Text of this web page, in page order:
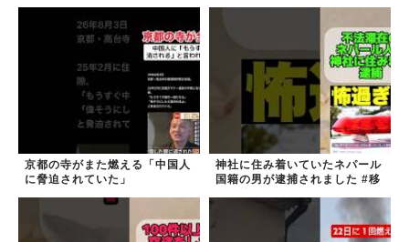
京都の寺がまた燃える「中国人
に脅迫されていた」
神社に住み着いていたネパール
国籍の男が逮捕されました #移